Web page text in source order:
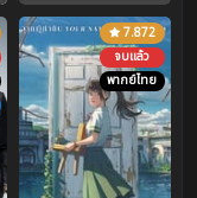
7.872
จบแล้ว
พากย์ไทย